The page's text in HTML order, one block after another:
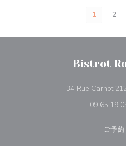
1 2
Bistrot
34 Rue Carnot
09 65 19
ご予約